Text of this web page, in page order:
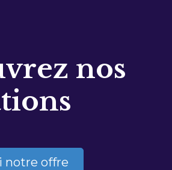
nos
notre offre